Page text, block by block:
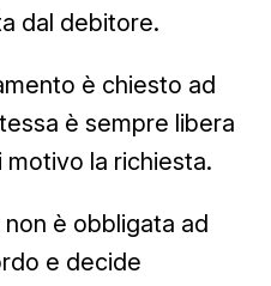
dal debitore.
è chiesto ad
è sempre libera
motivo la richiesta.
non è obbligata ad
e decide